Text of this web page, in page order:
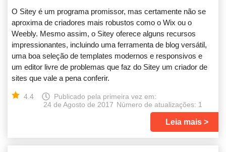
O Sitey é um programa promissor, mas certamente não se
aproxima de criadores mais robustos como o Wix ou o
Weebly. Mesmo assim, o Sitey oferece alguns recursos
impressionantes, incluindo uma ferramenta de blog versátil,
uma boa seleção de templates modernos e responsivos e
um editor livre de problemas que faz do Sitey um criador de
sites que vale a pena conferir.
4.4
Publicado pela primeira vez em:
24 de Agosto de 2017 Número de atualizações: 1
Leia mais